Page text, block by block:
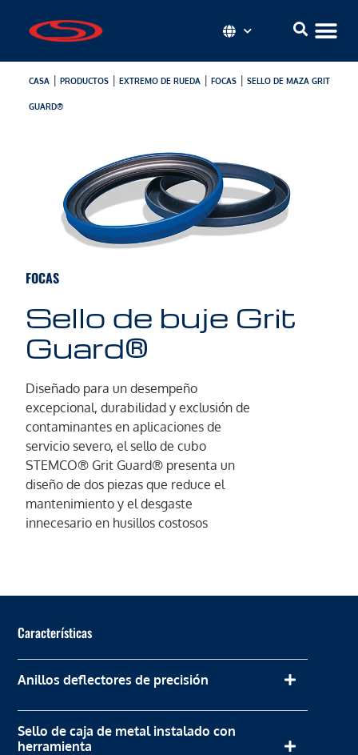
CASA| PRODUCTOS| EXTREMO DE RUEDA| FOCAS| SELLO DE MAZA GRIT
GUARD®
FOCAS
Sello de buje Grit
Guard®
Diseñado para un desempeño
excepcional, durabilidad y exclusión de
contaminantes en aplicaciones de
servicio severo, el sello de cubo
STEMCO® Grit Guard® presenta un
diseño de dos piezas que reduce el
mantenimiento y el desgaste
innecesario en husillos costosos
Características
Anillos deflectores de precisión
Sello de caja de metal instalado con
herramienta